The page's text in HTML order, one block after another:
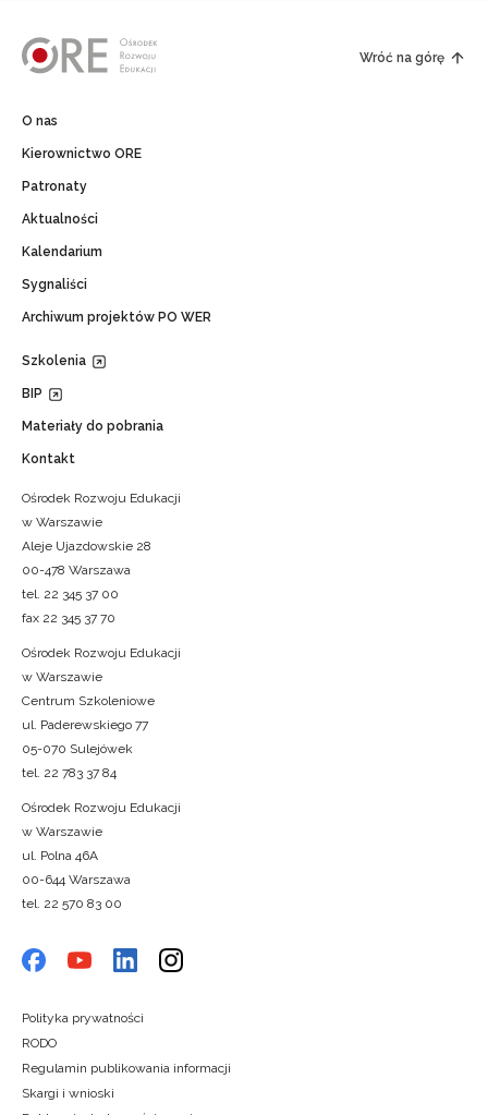
Wróć na górę
O nas
Kierownictwo ORE
Patronaty
Aktualności
Kalendarium
Sygnaliści
Archiwum projektów PO WER
Szkolenia
BIP
Materiały do pobrania
Kontakt
Ośrodek Rozwoju Edukacji
w Warszawie
Aleje Ujazdowskie 28
00-478 Warszawa
tel. 22 345 37 00
fax 22 345 37 70
Ośrodek Rozwoju Edukacji
w Warszawie
Centrum Szkoleniowe
ul. Paderewskiego 77
05-070 Sulejówek
tel. 22 783 37 84
Ośrodek Rozwoju Edukacji
w Warszawie
ul. Polna 46A
00-644 Warszawa
tel. 22 570 83 00
Polityka prywatności
RODO
Regulamin publikowania informacji
Skargi i wnioski